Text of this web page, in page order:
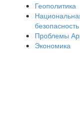
Геополитика
безопасность
Проблемы
Экономика